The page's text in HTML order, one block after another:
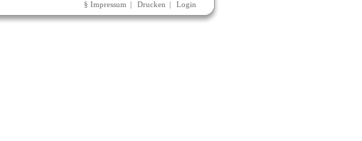
§ Impressum Drucken Login